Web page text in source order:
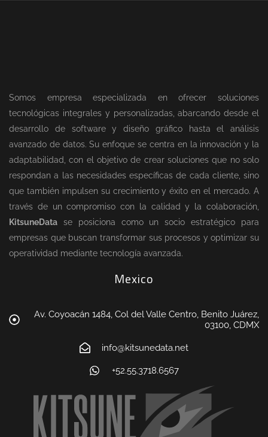
Somos empresa especializada en ofrecer soluciones
tecnológicas integrales y personalizadas, abarcando desde el
desarrollo de software y diseño gráfico hasta el análisis
avanzado de datos. Su enfoque se centra en la innovación y la
adaptabilidad, con el objetivo de crear soluciones que no solo
respondan a las necesidades específicas de cada cliente, sino
que también impulsen su crecimiento y éxito en el mercado. A
través de un compromiso con la calidad y la colaboración,
KitsuneData se posiciona como un socio estratégico para
empresas que buscan transformar sus procesos y optimizar su
operatividad mediante tecnología avanzada.
Mexico
Av. Coyoacán 1484, Col del Valle Centro, Benito Juárez,
03100, CDMX
info@kitsunedata.net
+52.55.3718.6567